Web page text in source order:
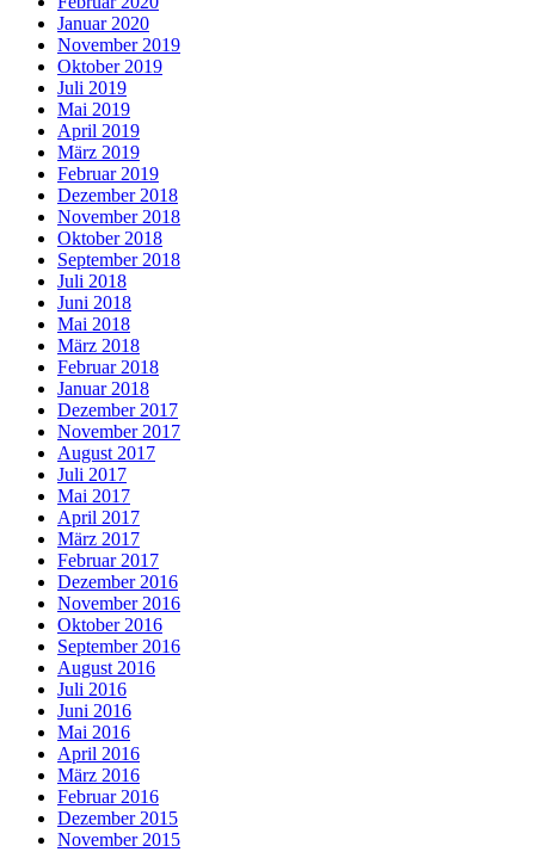
Januar 2020
November 2019
Oktober 2019
Juli 2019
Mai 2019
April 2019
März 2019
Februar 2019
Dezember 2018
November 2018
Oktober 2018
September 2018
Juli 2018
Juni 2018
Mai 2018
März 2018
Februar 2018
Januar 2018
Dezember 2017
November 2017
August 2017
Juli 2017
Mai 2017
April 2017
März 2017
Februar 2017
Dezember 2016
November 2016
Oktober 2016
September 2016
August 2016
Juli 2016
Juni 2016
Mai 2016
April 2016
März 2016
Februar 2016
Dezember 2015
November 2015